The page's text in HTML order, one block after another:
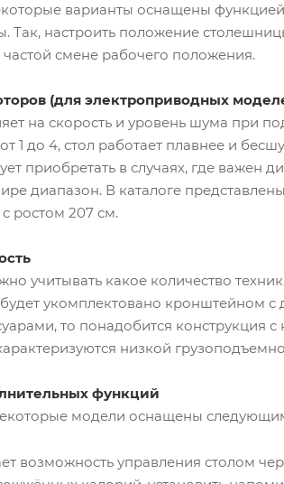
варианты оснащены
Так, настроить положение
смене рабочего положения.
(для электроприводных
на скорость и уровень шума при
1 до 4, стол работает плавнее и
приобретать в случаях, где
диапазон. В каталоге
ростом 207 см.
учитывать какое количество
укомплектовано кронштейном
то понадобится конструкция
низкой
функций
модели оснащены
возможность управления столом